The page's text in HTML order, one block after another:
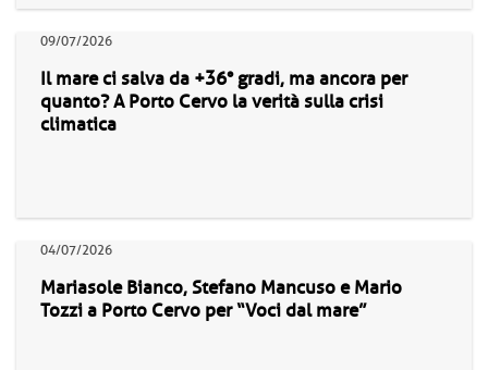
09/07/2026
Il mare ci salva da +36° gradi, ma ancora per
quanto? A Porto Cervo la verità sulla crisi
climatica
04/07/2026
Mariasole Bianco, Stefano Mancuso e Mario
Tozzi a Porto Cervo per “Voci dal mare”